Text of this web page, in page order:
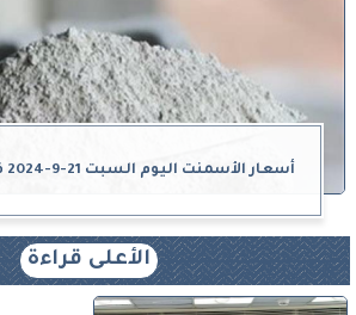
أسعار الأسمنت اليوم السبت 21-9-2024 في محافظة المنيا
الأعلى قراءة